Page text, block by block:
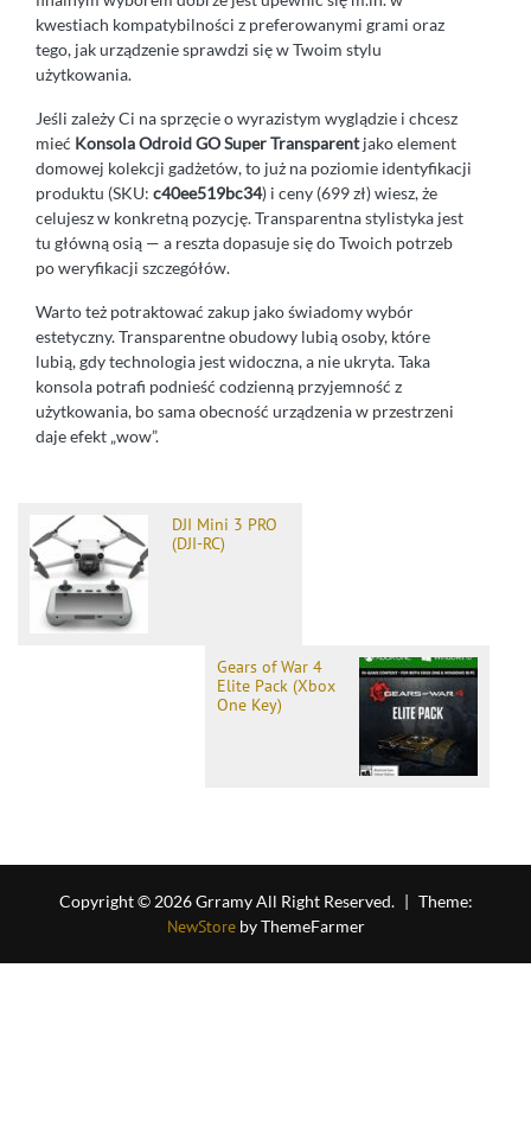
kwestiach kompatybilności z preferowanymi grami oraz
tego, jak urządzenie sprawdzi się w Twoim stylu
użytkowania.
Jeśli zależy Ci na sprzęcie o wyrazistym wyglądzie i chcesz
mieć Konsola Odroid GO Super Transparentjako element
domowej kolekcji gadżetów, to już na poziomie identyfikacji
produktu (SKU: c40ee519bc34) i ceny (699 zł) wiesz, że
celujesz w konkretną pozycję. Transparentna stylistyka jest
tu główną osią — a reszta dopasuje się do Twoich potrzeb
po weryfikacji szczegółów.
Warto też potraktować zakup jako świadomy wybór
estetyczny. Transparentne obudowy lubią osoby, które
lubią, gdy technologia jest widoczna, a nie ukryta. Taka
konsola potrafi podnieść codzienną przyjemność z
użytkowania, bo sama obecność urządzenia w przestrzeni
daje efekt „wow”.
DJI Mini 3 PRO
(DJI-RC)
Gears of War 4
Elite Pack (Xbox
One Key)
Copyright © 2026 Grramy All Right Reserved. Theme:
NewStoreby ThemeFarmer